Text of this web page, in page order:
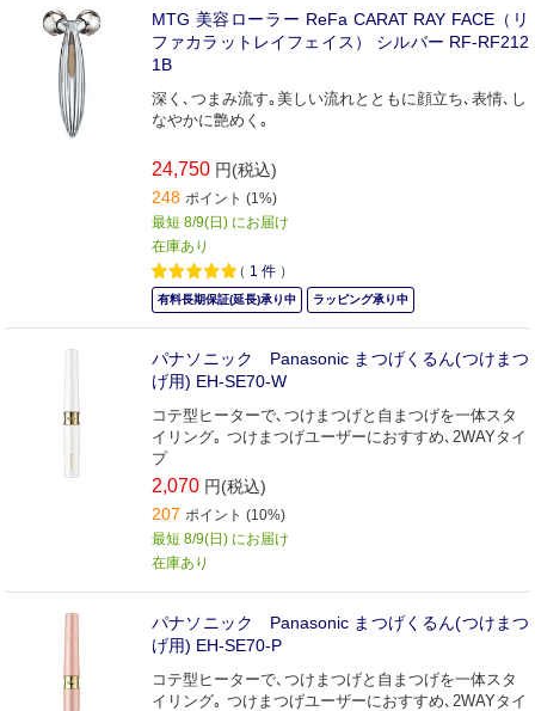
MTG 美容ローラー ReFa CARAT RAY FACE（リ
ファカラットレイフェイス） シルバー RF-RF212
1B
深く､つまみ流す｡美しい流れとともに顔立ち､表情､し
なやかに艶めく｡
24,750 円(税込)
248 ポイント (1%)
最短 8/9(日) にお届け
在庫あり
（ 1 件 ）
有料長期保証(延長)承り中 ラッピング承り中
パナソニック Panasonic まつげくるん(つけまつ
げ用) EH-SE70-W
コテ型ヒーターで､つけまつげと自まつげを一体スタ
イリング｡ つけまつげユーザーにおすすめ､2WAYタイ
プ
2,070 円(税込)
207 ポイント (10%)
最短 8/9(日) にお届け
在庫あり
パナソニック Panasonic まつげくるん(つけまつ
げ用) EH-SE70-P
コテ型ヒーターで､つけまつげと自まつげを一体スタ
イリング｡ つけまつげユーザーにおすすめ､2WAYタイ